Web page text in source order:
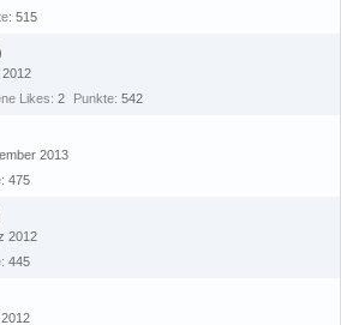
515
2012
Likes 2 Punkte 542
2013
475
2012
445